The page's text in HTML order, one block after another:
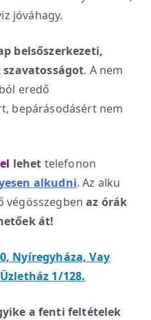
jóváhagy.
belsőszerkezeti,
. A nem
eredő
bepárásodásért nem
lehet telefonon
alkudni. Az alku
végösszegbenaz órák
át!
Nyíregyháza, Vay
1/128.
a fenti feltételek